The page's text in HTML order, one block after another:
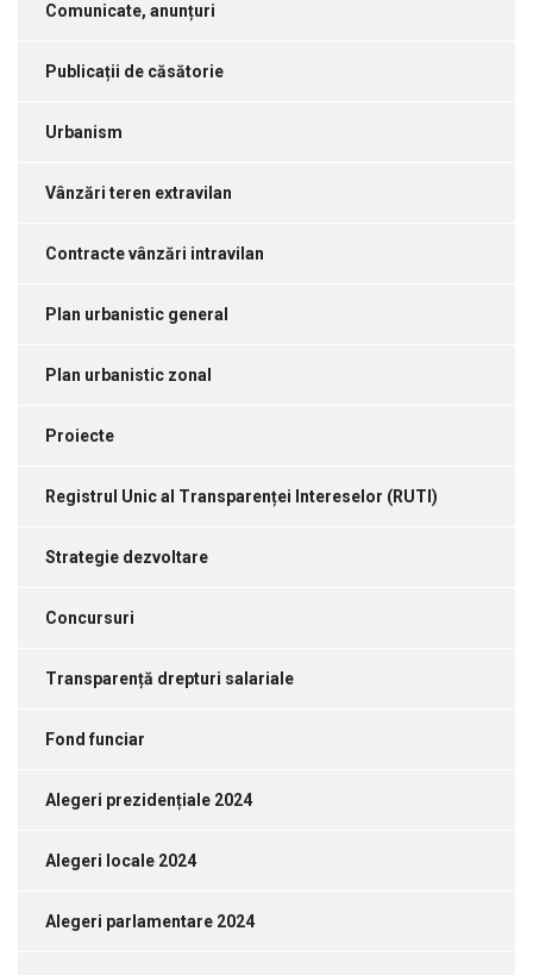
Comunicate, anunțuri
Publicații de căsătorie
Urbanism
Vânzări teren extravilan
Contracte vânzări intravilan
Plan urbanistic general
Plan urbanistic zonal
Proiecte
Registrul Unic al Transparenței Intereselor (RUTI)
Strategie dezvoltare
Concursuri
Transparență drepturi salariale
Fond funciar
Alegeri prezidențiale 2024
Alegeri locale 2024
Alegeri parlamentare 2024